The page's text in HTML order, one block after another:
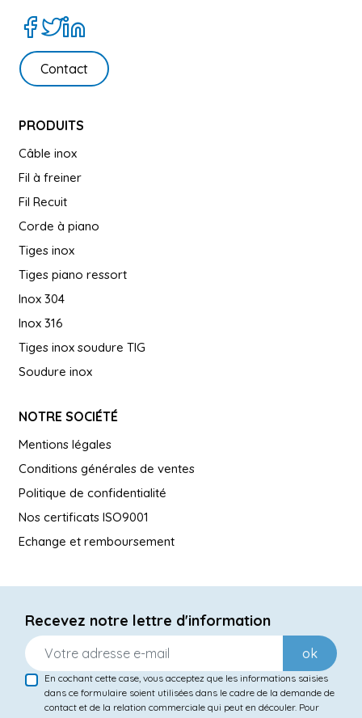
Contact
PRODUITS
Câble inox
Fil à freiner
Fil Recuit
Corde à piano
Tiges inox
Tiges piano ressort
Inox 304
Inox 316
Tiges inox soudure TIG
Soudure inox
NOTRE SOCIÉTÉ
Mentions légales
Conditions générales de ventes
Politique de confidentialité
Nos certificats ISO9001
Echange et remboursement
Recevez notre lettre d'information
ok
En cochant cette case, vous acceptez que les informations saisies
dans ce formulaire soient utilisées dans le cadre de la demande de
contact et de la relation commerciale qui peut en découler. Pour